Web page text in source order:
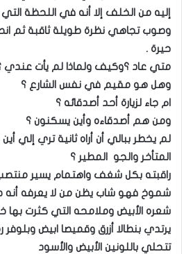
إليه من الخلف إلا أنه في اللحظة
وصوب تجاهي نظرة طويلة ثاقبة ثم
حيرة .
متي عاد ؟وكيف ولماذا لم يأت عندي
وهل هو مقيم في نفس الشارع ؟
ام جاء لزيارة أحد أصدقائه ؟
ومن هم أصدقاءه وأين يسكنون ؟
لم يخطر ببالي أن أراه ثانية تري إلي
المتأخر والجو المطير ؟
راقبته بكل شغف واهتمام يسير
شموخ فهو شاب يظن من لا يعرفه
شعره الأبيض وملامحه التي كثرت بها
يرتدي بنطالا أزرق وقميصا ابيض
تتحلي باللونين الأبيض والأسود